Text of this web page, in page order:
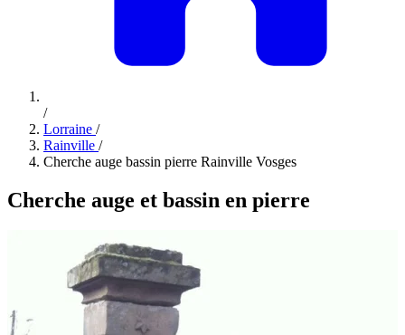
/
Lorraine /
Rainville /
Cherche auge bassin pierre Rainville Vosges
Cherche auge et bassin en pierre